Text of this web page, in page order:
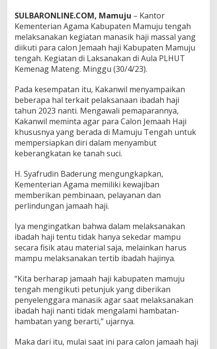
t
a
n
M
a
n
a
s
k
H
a
i
,
K
a
n
w
i
l
m
e
n
a
H
a
r
a
p
J
m
SULBARONLINE.COM, Mamuju – Kantor
Kementerian Agama Kabupaten Mamuju tengah
melaksanakan kegiatan manasik haji massal yang
diikuti para calon Jemaah haji Kabupaten Mamuju
tengah. Kegiatan di Laksanakan di Aula PLHUT
Kemenag Mateng. Minggu (30/4/23).
Pada kesempatan itu, Kakanwil menyampaikan
beberapa hal terkait pelaksanaan ibadah haji
tahun 2023 nanti. Mengawali pemaparannya,
Kakanwil meminta agar para Calon Jemaah Haji
khususnya yang berada di Mamuju Tengah untuk
mempersiapkan diri dalam menyambut
keberangkatan ke tanah suci.
H. Syafrudin Baderung mengungkapkan,
Kementerian Agama memiliki kewajiban
memberikan pembinaan, pelayanan dan
perlindungan jamaah haji.
Iya mengingatkan bahwa dalam melaksanakan
ibadah haji tentu tidak hanya sekedar mampu
secara fisik atau material saja, melainkan harus
mampu melaksanakan tertib ibadah hajinya.
“Kita berharap jamaah haji kabupaten mamuju
tengah mengikuti petunjuk yang diberikan
penyelenggara manasik agar saat melaksanakan
ibadah haji nanti tidak mengalami hambatan-
hambatan yang berarti,” ujarnya.
Maka dari itu, mulai saat ini para calon jamaah haji